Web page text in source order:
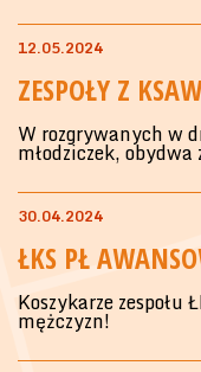
12.05.2024
ZESPOŁY Z
W rozgrywanych w
młodziczek, obydwa
30.04.2024
ŁKS PŁ
Koszykarze
mężczyzn!